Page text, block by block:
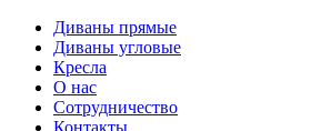
Диваны прямые
Диваны угловые
Кресла
О нас
Сотрудничество
Контакты